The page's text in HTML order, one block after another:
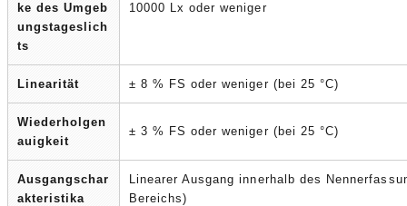
ke des Umgeb
ungstageslich
ts
10000 Lx oder weniger
Linearität ± 8 % FS oder weniger (bei 25 °C)
Wiederholgen
auigkeit
± 3 % FS oder weniger (bei 25 °C)
Ausgangschar
akteristika
Linearer Ausgang innerhalb des
Bereichs)